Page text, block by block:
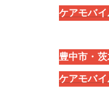
ケアモバ
豊中市・
ケアモバ